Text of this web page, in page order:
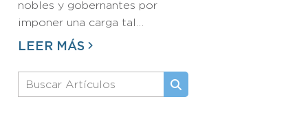
nobles y gobernantes por
imponer una carga tal…
LEER MÁS